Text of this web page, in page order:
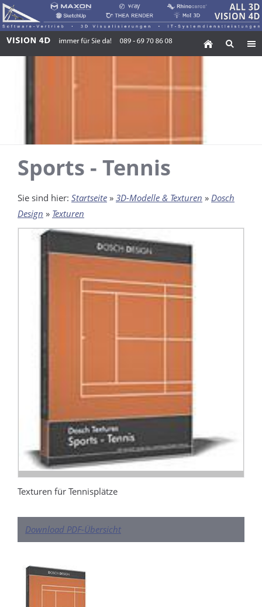
Sports - Tennis
Sie sind hier: Startseite » 3D-Modelle & Texturen » Dosch
Design » Texturen
Texturen für Tennisplätze
Download PDF-Übersicht